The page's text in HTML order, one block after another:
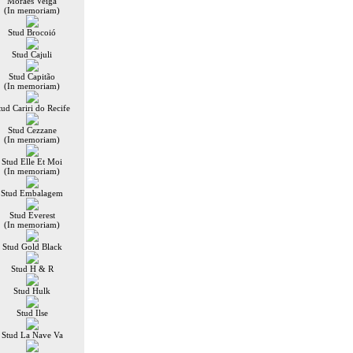
(In memoriam)
Stud Brocoió
Stud Cajuli
Stud Capitão
(In memoriam)
Cariri do Recife
Stud Cezzane
(In memoriam)
Stud Elle Et Moi
(In memoriam)
Stud Embalagem
Stud Everest
(In memoriam)
Stud Gold Black
Stud H & R
Stud Hulk
Stud Ilse
Stud La Nave Va